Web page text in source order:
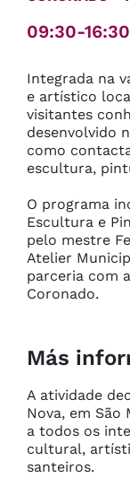
09:30-16:30
Integrada na
e artístico
visitantes
desenvolvido
como
escultura,
O programa
Escultura e
pelo mestre
Atelier
parceria com
Coronado.
Más
A atividade
Nova, em São
a todos os
cultural,
santeiros.